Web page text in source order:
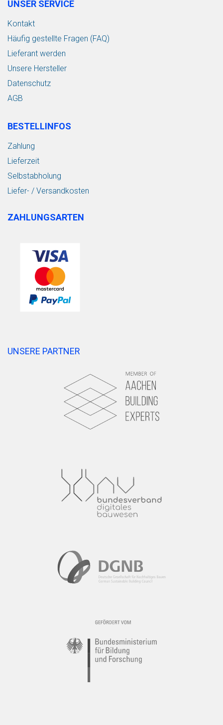
UNSER SERVICE
Kontakt
Häufig gestellte Fragen (FAQ)
Lieferant werden
Unsere Hersteller
Datenschutz
AGB
BESTELLINFOS
Zahlung
Lieferzeit
Selbstabholung
Liefer- / Versandkosten
ZAHLUNGSARTEN
UNSERE PARTNER